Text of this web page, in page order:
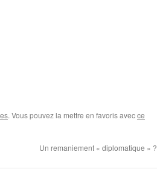
. Vous pouvez la mettre en favoris avecce
Un remaniement « diplomatique » ?